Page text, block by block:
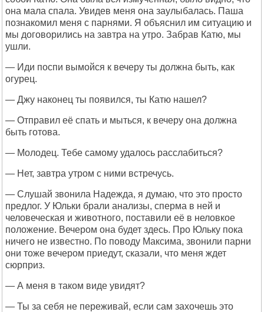
она мала спала. Увидев меня она заулыбалась. Паша
познакомил меня с парнями. Я объяснил им ситуацию и
мы договорились на завтра на утро. Забрав Катю, мы
ушли.
— Иди поспи вымойся к вечеру ты должна быть, как
огурец.
— Джу наконец ты появился, ты Катю нашел?
— Отправил её спать и мыться, к вечеру она должна
быть готова.
— Молодец. Тебе самому удалось расслабиться?
— Нет, завтра утром с ними встречусь.
— Слушай звонила Надежда, я думаю, что это просто
предлог. У Юльки брали анализы, сперма в ней и
человеческая и животного, поставили её в неловкое
положение. Вечером она будет здесь. Про Юльку пока
ничего не известно. По поводу Максима, звонили парни
они тоже вечером приедут, сказали, что меня ждет
сюрприз.
— А меня в таком виде увидят?
— Ты за себя не переживай, если сам захочешь это